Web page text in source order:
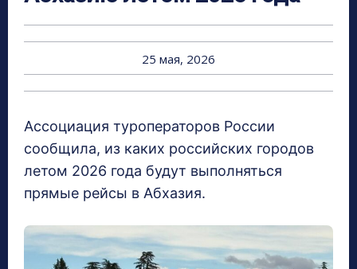
25 мая, 2026
Ассоциация туроператоров России
сообщила, из каких российских городов
летом 2026 года будут выполняться
прямые рейсы в Абхазия.